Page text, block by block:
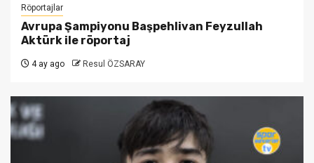
Röportajlar
Avrupa Şampiyonu Başpehlivan Feyzullah
Aktürk ile röportaj
4 ay ago Resul ÖZSARAY